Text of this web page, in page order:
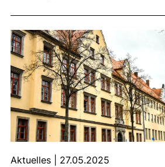
Aktuelles 27.05.2025